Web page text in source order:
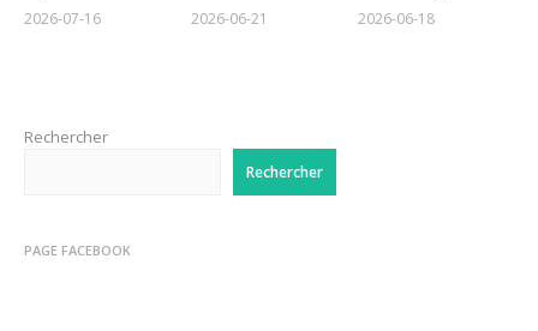
2026-07-16 2026-06-21 2026-06-18
Rechercher
Rechercher
PAGE FACEBOOK